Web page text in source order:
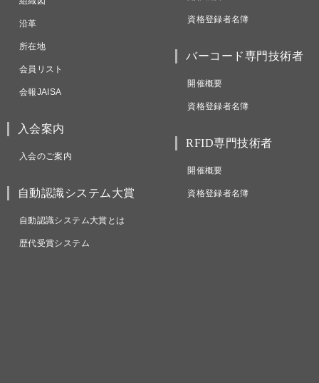
沿革
所在地
会員リスト
会報JAISA
入会案内
入会のご案内
自動認識システム大賞
自動認識システム大賞とは
歴代受賞システム
資格登録者名簿
バーコード専門技術者
開催概要
資格登録者名簿
RFID専門技術者
開催概要
資格登録者名簿